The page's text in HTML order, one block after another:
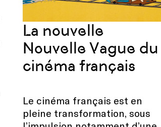
La nouvelle
Nouvelle Vague du
cinéma français
Le cinéma français est en
pleine transformation, sous